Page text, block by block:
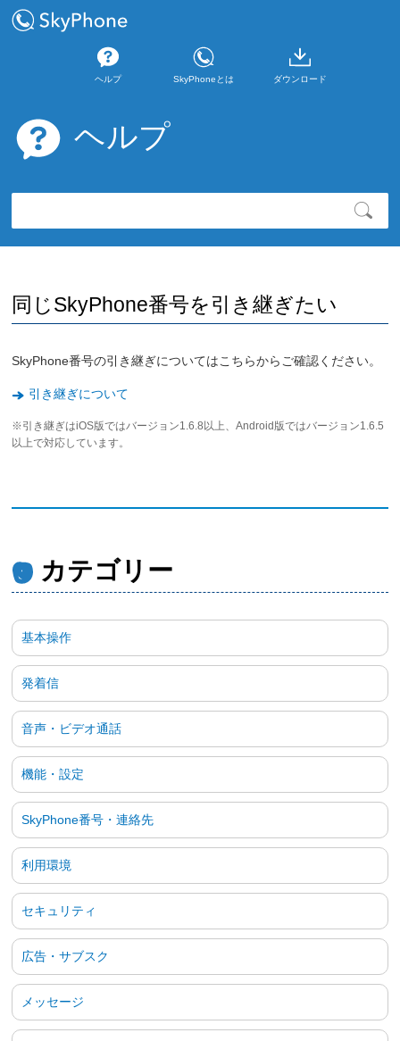
ヘルプ SkyPhoneとは ダウンロード
ヘルプ
同じSkyPhone番号を引き継ぎたい
SkyPhone番号の引き継ぎについてはこちらからご確認ください。
引き継ぎについて
※引き継ぎはiOS版ではバージョン1.6.8以上、Android版ではバージョン1.6.5
以上で対応しています。
カテゴリー
基本操作
発着信
音声・ビデオ通話
機能・設定
SkyPhone番号・連絡先
利用環境
セキュリティ
広告・サブスク
メッセージ